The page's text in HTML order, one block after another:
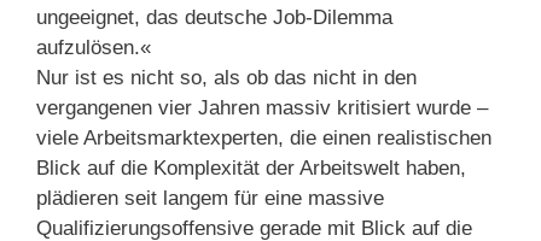
ungeeignet, das deutsche Job-Dilemma
aufzulösen.«
Nur ist es nicht so, als ob das nicht in den
vergangenen vier Jahren massiv kritisiert wurde –
viele Arbeitsmarktexperten, die einen realistischen
Blick auf die Komplexität der Arbeitswelt haben,
plädieren seit langem für eine massive
Qualifizierungsoffensive gerade mit Blick auf die